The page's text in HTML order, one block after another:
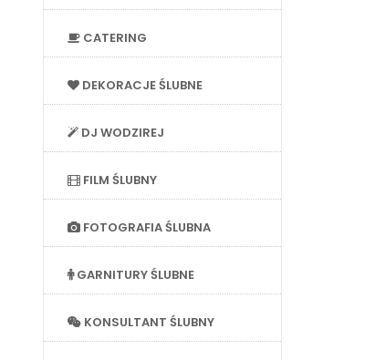
CATERING
DEKORACJE ŚLUBNE
DJ WODZIREJ
FILM ŚLUBNY
FOTOGRAFIA ŚLUBNA
GARNITURY ŚLUBNE
KONSULTANT ŚLUBNY